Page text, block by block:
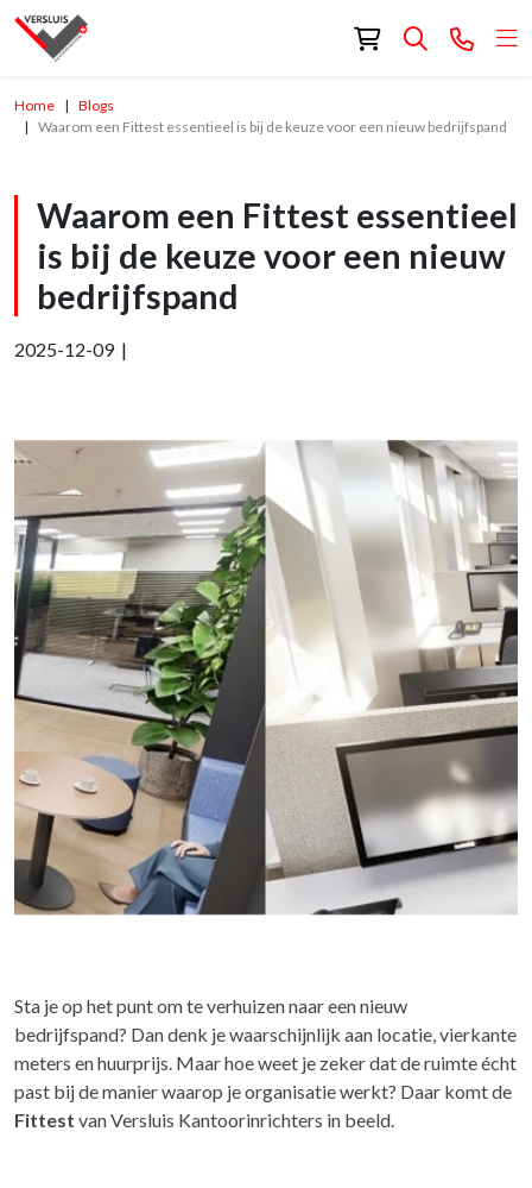
Home
Blogs
Waarom een Fittest essentieel is bij de keuze voor een nieuw bedrijfspand
Waarom een Fittest essentieel
is bij de keuze voor een nieuw
bedrijfspand
2025-12-09 |
Sta je op het punt om te verhuizen naar een nieuw
bedrijfspand? Dan denk je waarschijnlijk aan locatie, vierkante
meters en huurprijs. Maar hoe weet je zeker dat de ruimte écht
past bij de manier waarop je organisatie werkt? Daar komt de
Fittest van Versluis Kantoorinrichters in beeld.